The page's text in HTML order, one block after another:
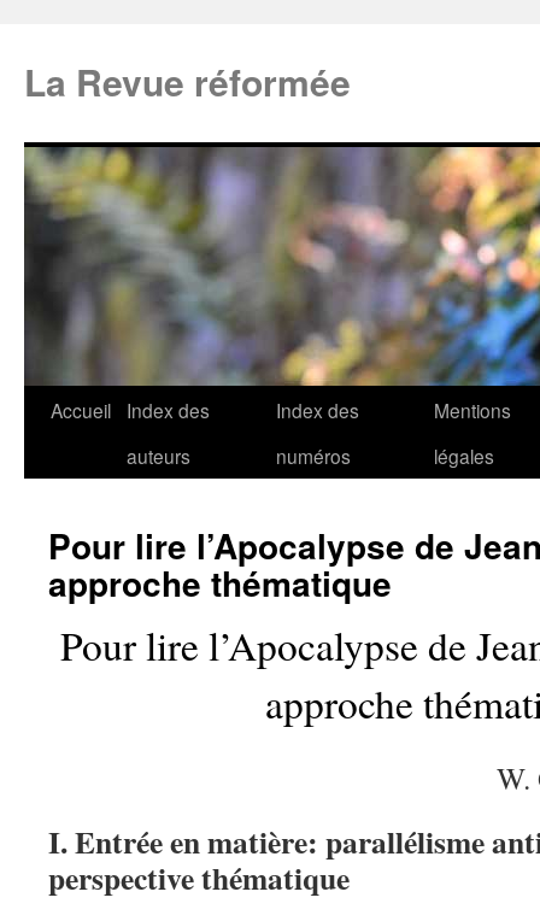
La Revue réformée
Accueil
Index des
auteurs
Index des
numéros
Mentions
légales
Pour lire l’Apocalypse de
approche thématique
Pour lire l’Apocalypse de
approche
I. Entrée en matière: parallélisme
perspective thématique